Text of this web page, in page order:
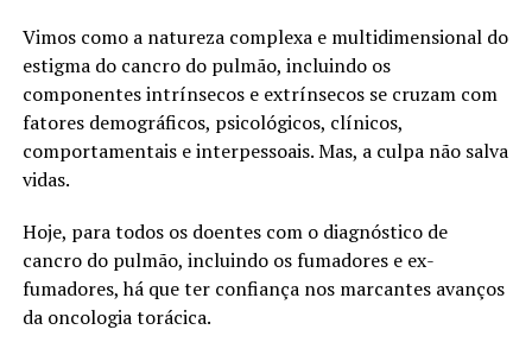
Vimos como a natureza complexa e multidimensional do
estigma do cancro do pulmão, incluindo os
componentes intrínsecos e extrínsecos se cruzam com
fatores demográficos, psicológicos, clínicos,
comportamentais e interpessoais. Mas, a culpa não salva
vidas.
Hoje, para todos os doentes com o diagnóstico de
cancro do pulmão, incluindo os fumadores e ex-
fumadores, há que ter confiança nos marcantes avanços
da oncologia torácica.